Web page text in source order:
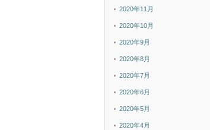
2020年11月
2020年10月
2020年9月
2020年8月
2020年7月
2020年6月
2020年5月
2020年4月